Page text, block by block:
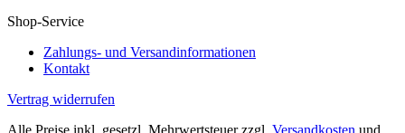
Shop-Service
Zahlungs- und Versandinformationen
Kontakt
Vertrag widerrufen